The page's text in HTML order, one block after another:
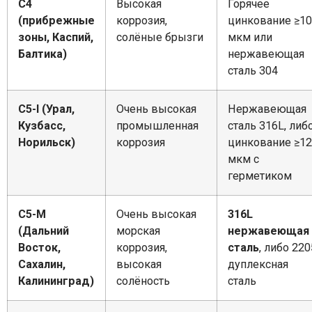
C4
(прибрежные
зоны, Каспий,
Балтика)
Высокая
коррозия,
солёные брызги
Горячее
цинкование
мкм или
нержавеющая
сталь 304
C5-I (Урал,
Кузбасс,
Норильск)
Очень высокая
промышленная
коррозия
Нержавеющая
сталь 316L,
цинкование
мкм с
герметиком
C5-M
(Дальний
Восток,
Сахалин,
Калининград)
Очень высокая
морская
коррозия,
высокая
солёность
316L
нержавеющая
сталь, либо
дуплексная
сталь